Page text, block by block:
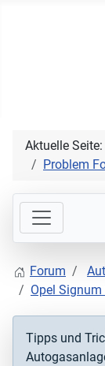
Aktuelle Seite:
Problem
Forum
Opel
Tipps und